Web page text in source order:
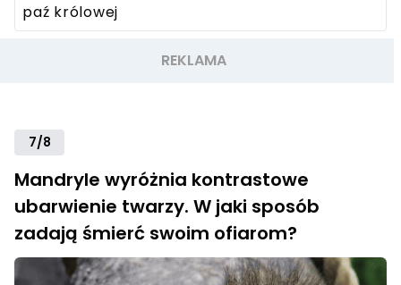
paź królowej
7/8
Mandryle wyróżnia kontrastowe
ubarwienie twarzy. W jaki sposób
zadają śmierć swoim ofiarom?